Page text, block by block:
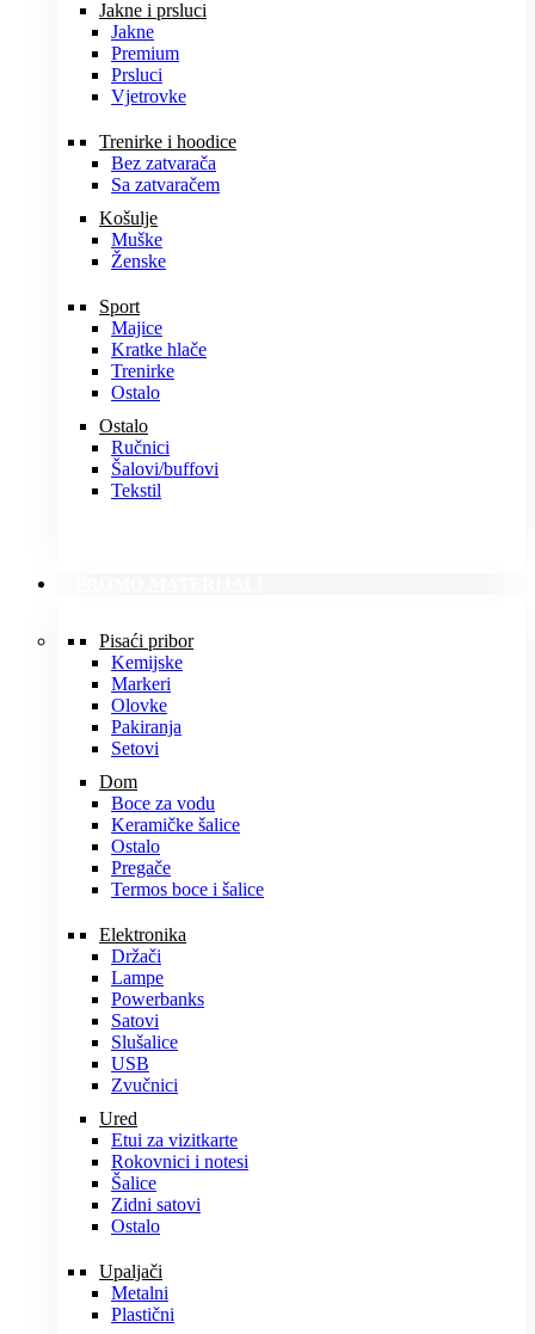
Jakne i prsluci
Jakne
Premium
Prsluci
Vjetrovke
Trenirke i hoodice
Bez zatvarača
Sa zatvaračem
Košulje
Muške
Ženske
Sport
Majice
Kratke hlače
Trenirke
Ostalo
Ostalo
Ručnici
Šalovi/buffovi
Tekstil
Pisaći pribor
Kemijske
Markeri
Olovke
Pakiranja
Setovi
Dom
Boce za vodu
Keramičke šalice
Ostalo
Pregače
Termos boce i šalice
Elektronika
Držači
Lampe
Powerbanks
Satovi
Slušalice
USB
Zvučnici
Ured
Etui za vizitkarte
Rokovnici i notesi
Šalice
Zidni satovi
Ostalo
Upaljači
Metalni
Plastični